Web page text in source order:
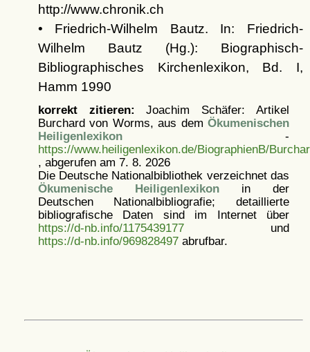
http://www.chronik.ch
• Friedrich-Wilhelm Bautz. In: Friedrich-
Wilhelm Bautz (Hg.): Biographisch-
Bibliographisches Kirchenlexikon, Bd. I,
Hamm 1990
korrekt zitieren: Joachim Schäfer: Artikel
Burchard von Worms, aus dem Ökumenischen
Heiligenlexikon-
https://www.heiligenlexikon.de/BiographienB/
, abgerufen am 7. 8. 2026
Die Deutsche Nationalbibliothek verzeichnet das
Ökumenische Heiligenlexikonin der
Deutschen Nationalbibliografie; detaillierte
bibliografische Daten sind im Internet über
https://d-nb.info/1175439177und
https://d-nb.info/969828497abrufbar.